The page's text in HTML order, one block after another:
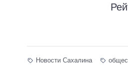
Новости Сахалина